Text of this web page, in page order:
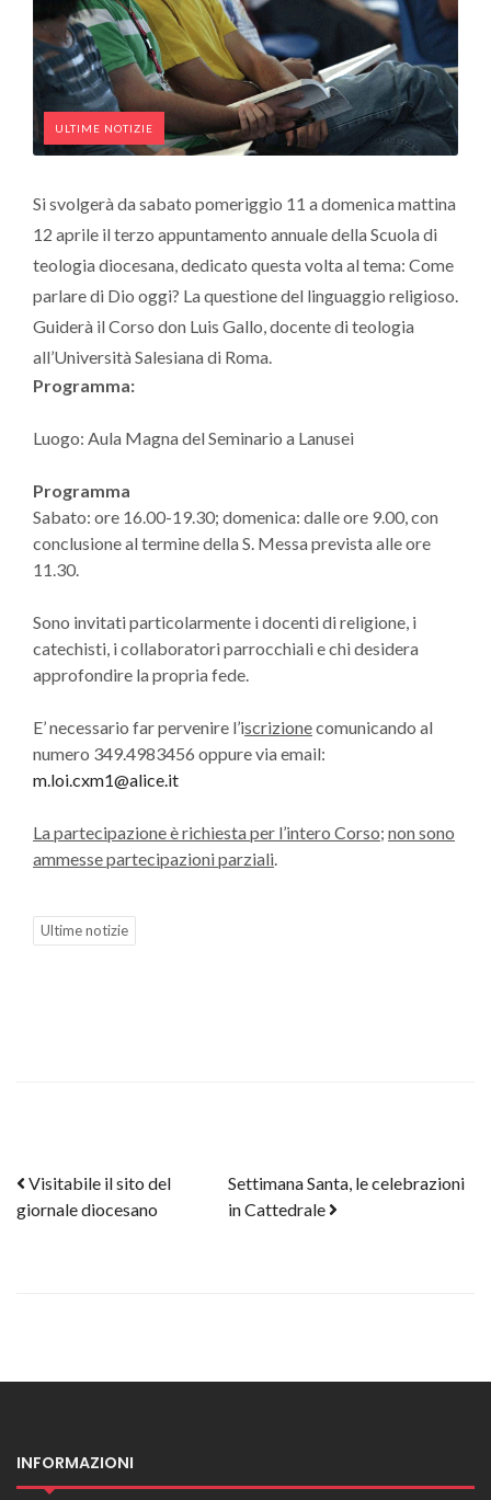
ULTIME NOTIZIE
Si svolgerà da sabato pomeriggio 11 a domenica mattina
12 aprile il terzo appuntamento annuale della Scuola di
teologia diocesana, dedicato questa volta al tema: Come
parlare di Dio oggi? La questione del linguaggio religioso.
Guiderà il Corso don Luis Gallo, docente di teologia
all’Università Salesiana di Roma.
Programma:
Luogo: Aula Magna del Seminario a Lanusei
Programma
Sabato: ore 16.00-19.30; domenica: dalle ore 9.00, con
conclusione al termine della S. Messa prevista alle ore
11.30.
Sono invitati particolarmente i docenti di religione, i
catechisti, i collaboratori parrocchiali e chi desidera
approfondire la propria fede.
E’ necessario far pervenire l’iscrizionecomunicando al
numero 349.4983456 oppure via email:
m.loi.cxm1@alice.it
La partecipazione è richiesta per l’intero Corso; non sono
ammesse partecipazioni parziali.
Ultime notizie
Post navigation
Visitabile il sito del
giornale diocesano
Settimana Santa, le celebrazioni
in Cattedrale
INFORMAZIONI